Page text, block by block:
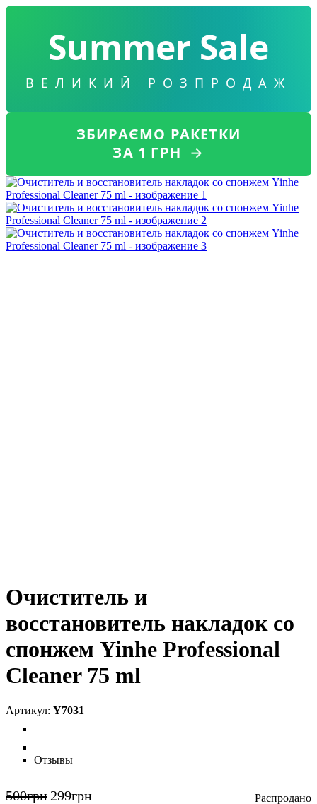
Summer Sale
ВЕЛИКИЙ РОЗПРОДАЖ
ЗБИРАЄМО РАКЕТКИ
ЗА 1 ГРН →
Очиститель и
восстановитель накладок со
спонжем Yinhe Professional
Cleaner 75 ml
Y7031
Отзывы
500грн 299грн